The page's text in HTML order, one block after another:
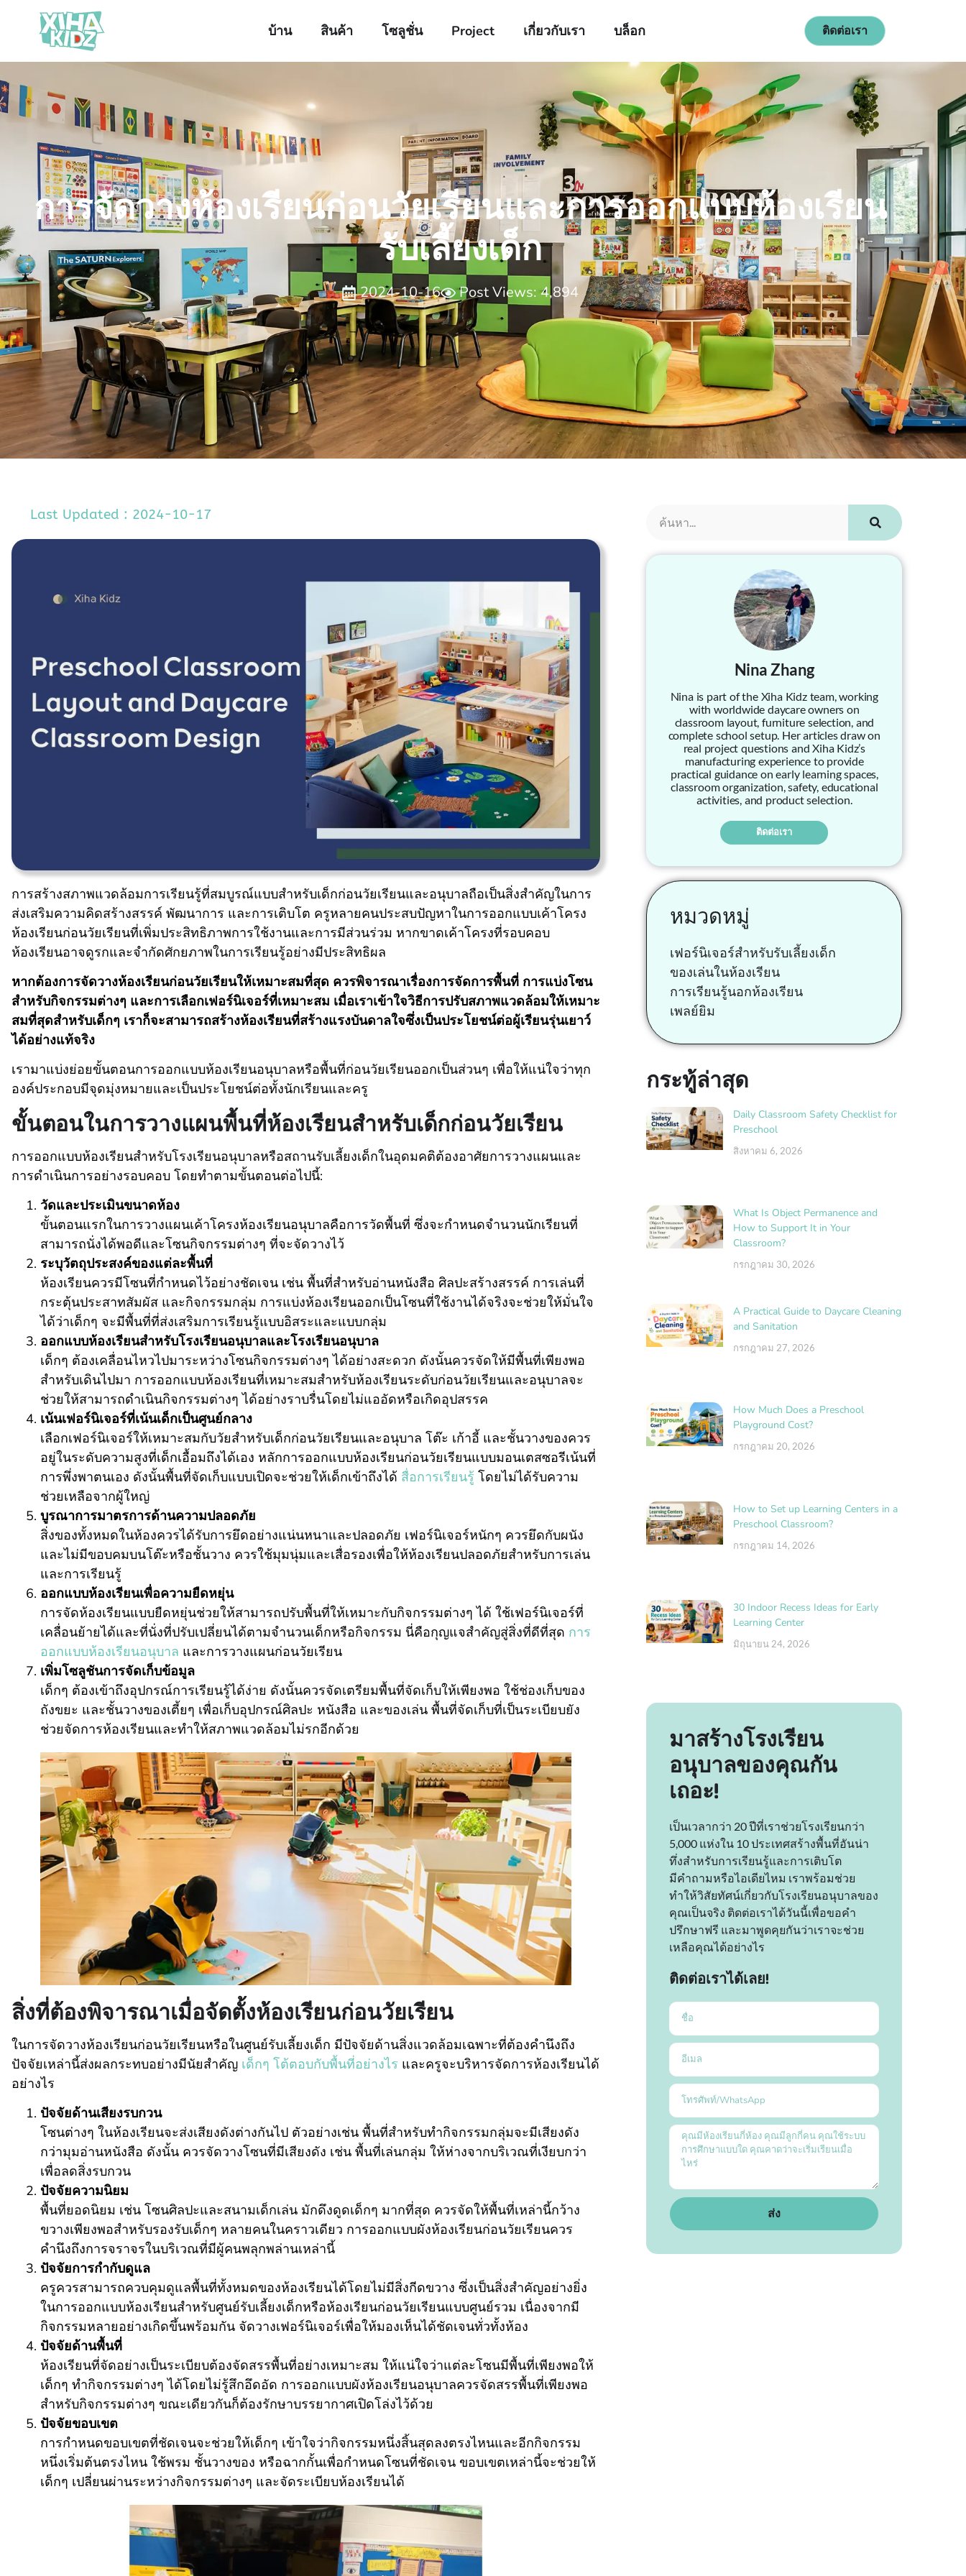
บ้าน สินค้า โซลูชั่น Project เกี่ยวกับเรา บล็อก ติดต่อเรา
การจัดวางห้องเรียนก่อนวัยเรียนและการออกแบบห้องเรียน
รับเลี้ยงเด็ก
2024-10-16 Post Views: 4,894
Last Updated : 2024-10-17
การสร้างสภาพแวดล้อมการเรียนรู้ที่สมบูรณ์แบบสำหรับเด็กก่อนวัยเรียนและอนุบาลถือเป็นสิ่งสำคัญในการ
ส่งเสริมความคิดสร้างสรรค์ พัฒนาการ และการเติบโต ครูหลายคนประสบปัญหาในการออกแบบเค้าโครง
ห้องเรียนก่อนวัยเรียนที่เพิ่มประสิทธิภาพการใช้งานและการมีส่วนร่วม หากขาดเค้าโครงที่รอบคอบ
ห้องเรียนอาจดูรกและจำกัดศักยภาพในการเรียนรู้อย่างมีประสิทธิผล
หากต้องการจัดวางห้องเรียนก่อนวัยเรียนให้เหมาะสมที่สุด ควรพิจารณาเรื่องการจัดการพื้นที่ การแบ่งโซน
สำหรับกิจกรรมต่างๆ และการเลือกเฟอร์นิเจอร์ที่เหมาะสม เมื่อเราเข้าใจวิธีการปรับสภาพแวดล้อมให้เหมาะ
สมที่สุดสำหรับเด็กๆ เราก็จะสามารถสร้างห้องเรียนที่สร้างแรงบันดาลใจซึ่งเป็นประโยชน์ต่อผู้เรียนรุ่นเยาว์
ได้อย่างแท้จริง
เรามาแบ่งย่อยขั้นตอนการออกแบบห้องเรียนอนุบาลหรือพื้นที่ก่อนวัยเรียนออกเป็นส่วนๆ เพื่อให้แน่ใจว่าทุก
องค์ประกอบมีจุดมุ่งหมายและเป็นประโยชน์ต่อทั้งนักเรียนและครู
ขั้นตอนในการวางแผนพื้นที่ห้องเรียนสำหรับเด็กก่อนวัยเรียน
การออกแบบห้องเรียนสำหรับโรงเรียนอนุบาลหรือสถานรับเลี้ยงเด็กในอุดมคติต้องอาศัยการวางแผนและ
การดำเนินการอย่างรอบคอบ โดยทำตามขั้นตอนต่อไปนี้:
วัดและประเมินขนาดห้อง
ขั้นตอนแรกในการวางแผนเค้าโครงห้องเรียนอนุบาลคือการวัดพื้นที่ ซึ่งจะกำหนดจำนวนนักเรียนที่
สามารถนั่งได้พอดีและโซนกิจกรรมต่างๆ ที่จะจัดวางไว้
ระบุวัตถุประสงค์ของแต่ละพื้นที่
ห้องเรียนควรมีโซนที่กำหนดไว้อย่างชัดเจน เช่น พื้นที่สำหรับอ่านหนังสือ ศิลปะสร้างสรรค์ การเล่นที่
กระตุ้นประสาทสัมผัส และกิจกรรมกลุ่ม การแบ่งห้องเรียนออกเป็นโซนที่ใช้งานได้จริงจะช่วยให้มั่นใจ
ได้ว่าเด็กๆ จะมีพื้นที่ที่ส่งเสริมการเรียนรู้แบบอิสระและแบบกลุ่ม
ออกแบบห้องเรียนสำหรับโรงเรียนอนุบาลและโรงเรียนอนุบาล
เด็กๆ ต้องเคลื่อนไหวไปมาระหว่างโซนกิจกรรมต่างๆ ได้อย่างสะดวก ดังนั้นควรจัดให้มีพื้นที่เพียงพอ
สำหรับเดินไปมา การออกแบบห้องเรียนที่เหมาะสมสำหรับห้องเรียนระดับก่อนวัยเรียนและอนุบาลจะ
ช่วยให้สามารถดำเนินกิจกรรมต่างๆ ได้อย่างราบรื่นโดยไม่แออัดหรือเกิดอุปสรรค
เน้นเฟอร์นิเจอร์ที่เน้นเด็กเป็นศูนย์กลาง
เลือกเฟอร์นิเจอร์ให้เหมาะสมกับวัยสำหรับเด็กก่อนวัยเรียนและอนุบาล โต๊ะ เก้าอี้ และชั้นวางของควร
อยู่ในระดับความสูงที่เด็กเอื้อมถึงได้เอง หลักการออกแบบห้องเรียนก่อนวัยเรียนแบบมอนเตสซอรีเน้นที่
การพึ่งพาตนเอง ดังนั้นพื้นที่จัดเก็บแบบเปิดจะช่วยให้เด็กเข้าถึงได้ สื่อการเรียนรู้ โดยไม่ได้รับความ
ช่วยเหลือจากผู้ใหญ่
บูรณาการมาตรการด้านความปลอดภัย
สิ่งของทั้งหมดในห้องควรได้รับการยึดอย่างแน่นหนาและปลอดภัย เฟอร์นิเจอร์หนักๆ ควรยึดกับผนัง
และไม่มีขอบคมบนโต๊ะหรือชั้นวาง ควรใช้มุมนุ่มและเสื่อรองเพื่อให้ห้องเรียนปลอดภัยสำหรับการเล่น
และการเรียนรู้
ออกแบบห้องเรียนเพื่อความยืดหยุ่น
การจัดห้องเรียนแบบยืดหยุ่นช่วยให้สามารถปรับพื้นที่ให้เหมาะกับกิจกรรมต่างๆ ได้ ใช้เฟอร์นิเจอร์ที่
เคลื่อนย้ายได้และที่นั่งที่ปรับเปลี่ยนได้ตามจำนวนเด็กหรือกิจกรรม นี่คือกุญแจสำคัญสู่สิ่งที่ดีที่สุด การ
ออกแบบห้องเรียนอนุบาล และการวางแผนก่อนวัยเรียน
เพิ่มโซลูชันการจัดเก็บข้อมูล
เด็กๆ ต้องเข้าถึงอุปกรณ์การเรียนรู้ได้ง่าย ดังนั้นควรจัดเตรียมพื้นที่จัดเก็บให้เพียงพอ ใช้ช่องเก็บของ
ถังขยะ และชั้นวางของเตี้ยๆ เพื่อเก็บอุปกรณ์ศิลปะ หนังสือ และของเล่น พื้นที่จัดเก็บที่เป็นระเบียบยัง
ช่วยจัดการห้องเรียนและทำให้สภาพแวดล้อมไม่รกอีกด้วย
สิ่งที่ต้องพิจารณาเมื่อจัดตั้งห้องเรียนก่อนวัยเรียน
ในการจัดวางห้องเรียนก่อนวัยเรียนหรือในศูนย์รับเลี้ยงเด็ก มีปัจจัยด้านสิ่งแวดล้อมเฉพาะที่ต้องคำนึงถึง
ปัจจัยเหล่านี้ส่งผลกระทบอย่างมีนัยสำคัญ เด็กๆ โต้ตอบกับพื้นที่อย่างไร และครูจะบริหารจัดการห้องเรียนได้
อย่างไร
ปัจจัยด้านเสียงรบกวน
โซนต่างๆ ในห้องเรียนจะส่งเสียงดังต่างกันไป ตัวอย่างเช่น พื้นที่สำหรับทำกิจกรรมกลุ่มจะมีเสียงดัง
กว่ามุมอ่านหนังสือ ดังนั้น ควรจัดวางโซนที่มีเสียงดัง เช่น พื้นที่เล่นกลุ่ม ให้ห่างจากบริเวณที่เงียบกว่า
เพื่อลดสิ่งรบกวน
ปัจจัยความนิยม
พื้นที่ยอดนิยม เช่น โซนศิลปะและสนามเด็กเล่น มักดึงดูดเด็กๆ มากที่สุด ควรจัดให้พื้นที่เหล่านี้กว้าง
ขวางเพียงพอสำหรับรองรับเด็กๆ หลายคนในคราวเดียว การออกแบบผังห้องเรียนก่อนวัยเรียนควร
คำนึงถึงการจราจรในบริเวณที่มีผู้คนพลุกพล่านเหล่านี้
ปัจจัยการกำกับดูแล
ครูควรสามารถควบคุมดูแลพื้นที่ทั้งหมดของห้องเรียนได้โดยไม่มีสิ่งกีดขวาง ซึ่งเป็นสิ่งสำคัญอย่างยิ่ง
ในการออกแบบห้องเรียนสำหรับศูนย์รับเลี้ยงเด็กหรือห้องเรียนก่อนวัยเรียนแบบศูนย์รวม เนื่องจากมี
กิจกรรมหลายอย่างเกิดขึ้นพร้อมกัน จัดวางเฟอร์นิเจอร์เพื่อให้มองเห็นได้ชัดเจนทั่วทั้งห้อง
ปัจจัยด้านพื้นที่
ห้องเรียนที่จัดอย่างเป็นระเบียบต้องจัดสรรพื้นที่อย่างเหมาะสม ให้แน่ใจว่าแต่ละโซนมีพื้นที่เพียงพอให้
เด็กๆ ทำกิจกรรมต่างๆ ได้โดยไม่รู้สึกอึดอัด การออกแบบผังห้องเรียนอนุบาลควรจัดสรรพื้นที่เพียงพอ
สำหรับกิจกรรมต่างๆ ขณะเดียวกันก็ต้องรักษาบรรยากาศเปิดโล่งไว้ด้วย
ปัจจัยขอบเขต
การกำหนดขอบเขตที่ชัดเจนจะช่วยให้เด็กๆ เข้าใจว่ากิจกรรมหนึ่งสิ้นสุดลงตรงไหนและอีกกิจกรรม
หนึ่งเริ่มต้นตรงไหน ใช้พรม ชั้นวางของ หรือฉากกั้นเพื่อกำหนดโซนที่ชัดเจน ขอบเขตเหล่านี้จะช่วยให้
เด็กๆ เปลี่ยนผ่านระหว่างกิจกรรมต่างๆ และจัดระเบียบห้องเรียนได้
Nina Zhang
Nina is part of the Xiha Kidz team, working
with worldwide daycare owners on
classroom layout, furniture selection, and
complete school setup. Her articles draw on
real project questions and Xiha Kidz’s
manufacturing experience to provide
practical guidance on early learning spaces,
classroom organization, safety, educational
activities, and product selection.
ติดต่อเรา
หมวดหมู่
เฟอร์นิเจอร์สำหรับรับเลี้ยงเด็ก
ของเล่นในห้องเรียน
การเรียนรู้นอกห้องเรียน
เพลย์ยิม
กระทู้ล่าสุด
Daily Classroom Safety Checklist for
Preschool
สิงหาคม 6, 2026
What Is Object Permanence and
How to Support It in Your
Classroom?
กรกฎาคม 30, 2026
A Practical Guide to Daycare Cleaning
and Sanitation
กรกฎาคม 27, 2026
How Much Does a Preschool
Playground Cost?
กรกฎาคม 20, 2026
How to Set up Learning Centers in a
Preschool Classroom?
กรกฎาคม 14, 2026
30 Indoor Recess Ideas for Early
Learning Center
มิถุนายน 24, 2026
มาสร้างโรงเรียน
อนุบาลของคุณกัน
เถอะ!
เป็นเวลากว่า 20 ปีที่เราช่วยโรงเรียนกว่า
5,000 แห่งใน 10 ประเทศสร้างพื้นที่อันน่า
ทึ่งสำหรับการเรียนรู้และการเติบโต
มีคำถามหรือไอเดียไหม เราพร้อมช่วย
ทำให้วิสัยทัศน์เกี่ยวกับโรงเรียนอนุบาลของ
คุณเป็นจริง ติดต่อเราได้วันนี้เพื่อขอคำ
ปรึกษาฟรี และมาพูดคุยกันว่าเราจะช่วย
เหลือคุณได้อย่างไร
ติดต่อเราได้เลย!
ส่ง